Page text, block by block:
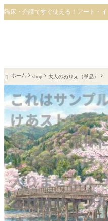
臨床・介護ですぐ使える！アート・
 ホーム shop 大人のぬりえ（単品）